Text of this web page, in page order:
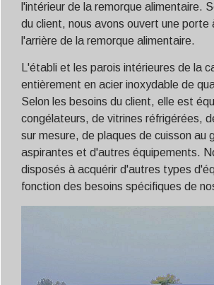
l'intérieur de la remorque alimentaire.
du client, nous avons ouvert une porte
l'arrière de la remorque alimentaire.
L'établi et les parois intérieures de la
entièrement en acier inoxydable de
Selon les besoins du client, elle est
congélateurs, de vitrines réfrigérées,
sur mesure, de plaques de cuisson au
aspirantes et d'autres équipements.
disposés à acquérir d'autres types
fonction des besoins spécifiques de